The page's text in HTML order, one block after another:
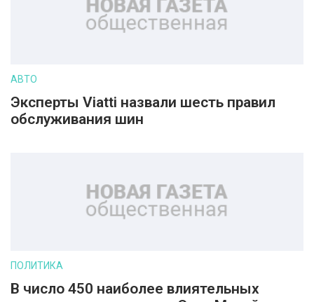
АВТО
Эксперты Viatti назвали шесть правил
обслуживания шин
ПОЛИТИКА
В число 450 наиболее влиятельных